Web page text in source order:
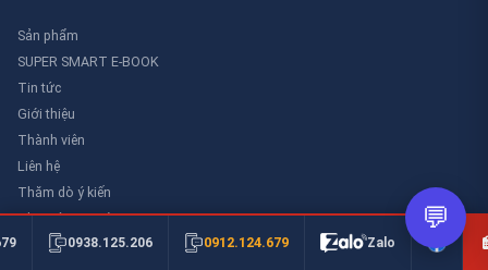
Sản phẩm
SUPER SMART E-BOOK
Tin tức
Giới thiệu
Thành viên
Liên hệ
Thăm dò ý kiến
Thư viên an toàn
0938.125.206 0912.124.679 Zalo
💬